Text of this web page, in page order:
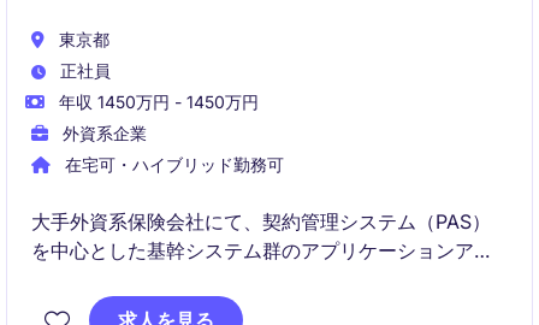
東京都
正社員
年収 1450万円 - 1450万円
外資系企業
在宅可・ハイブリッド勤務可
大手外資系保険会社にて、契約管理システム（PAS）
を中心とした基幹システム群のアプリケーションアー
ステム全体を俯瞰しながら、開発環境・本番環境の最
求人を見る